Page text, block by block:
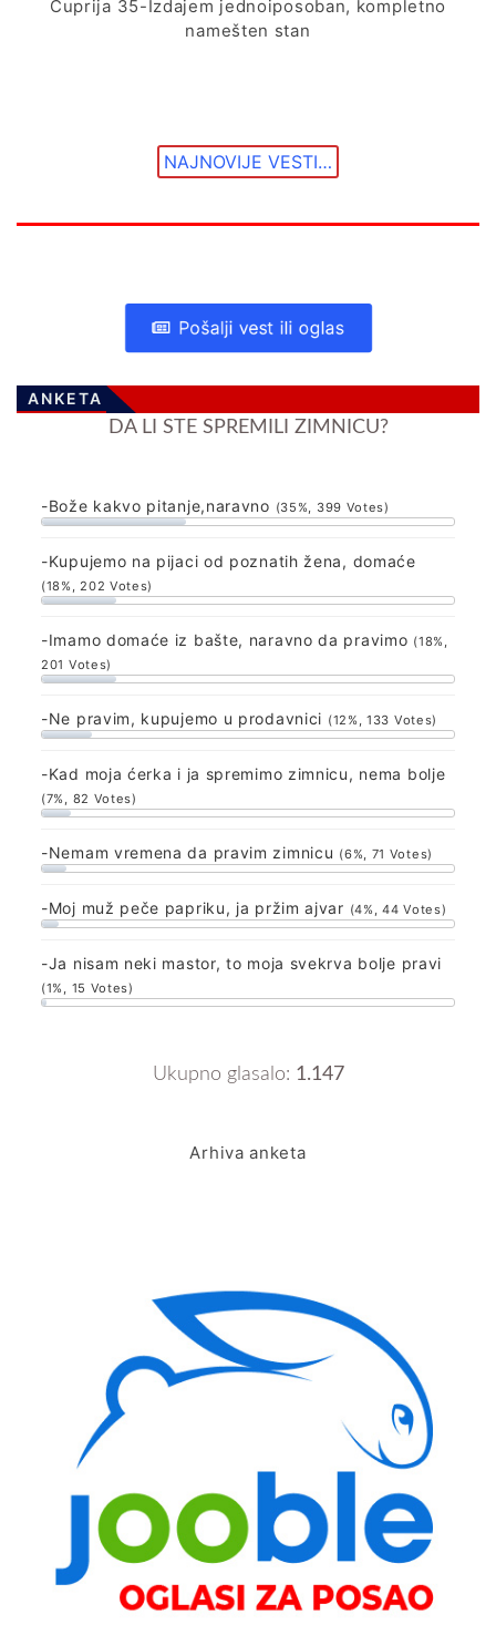
Ćuprija 35-Izdajem jednoiposoban, kompletno
namešten stan
NAJNOVIJE VESTI…
Pošalji vest ili oglas
ANKETA
DA LI STE SPREMILI ZIMNICU?
-Bože kakvo pitanje,naravno (35%, 399 Votes)
-Kupujemo na pijaci od poznatih žena, domaće
(18%, 202 Votes)
-Imamo domaće iz bašte, naravno da pravimo (18%,
201 Votes)
-Ne pravim, kupujemo u prodavnici (12%, 133 Votes)
-Kad moja ćerka i ja spremimo zimnicu, nema bolje
(7%, 82 Votes)
-Nemam vremena da pravim zimnicu (6%, 71 Votes)
-Moj muž peče papriku, ja pržim ajvar (4%, 44 Votes)
-Ja nisam neki mastor, to moja svekrva bolje pravi
(1%, 15 Votes)
Ukupno glasalo: 1.147
Arhiva anketa